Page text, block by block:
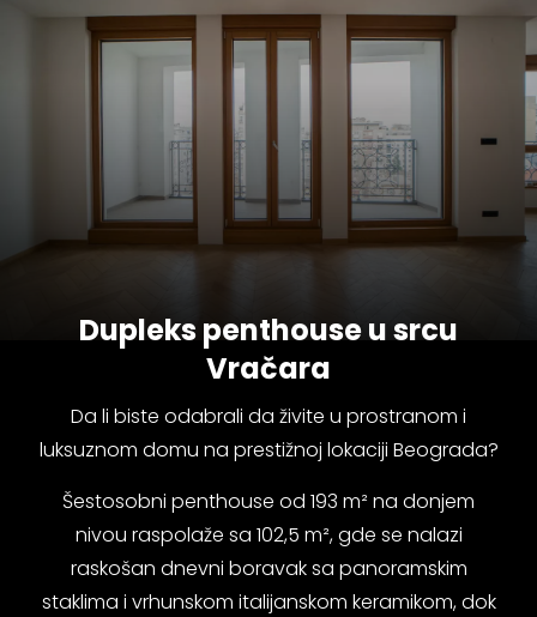
Dupleks penthouse u srcu
Vračara
Da li biste odabrali da živite u prostranom i
luksuznom domu na prestižnoj lokaciji Beograda?
Šestosobni penthouse od 193 m² na donjem
nivou raspolaže sa 102,5 m², gde se nalazi
raskošan dnevni boravak sa panoramskim
staklima i vrhunskom italijanskom keramikom, dok